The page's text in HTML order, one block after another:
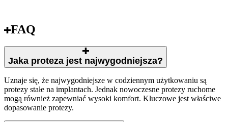
FAQ
Jaka proteza jest najwygodniejsza?
Uznaje się, że najwygodniejsze w codziennym użytkowaniu są
protezy stałe na implantach. Jednak nowoczesne protezy ruchome
mogą również zapewniać wysoki komfort. Kluczowe jest właściwe
dopasowanie protezy.